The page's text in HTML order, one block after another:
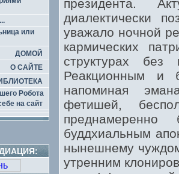
или
ДОМОЙ
О САЙТЕ
Робота
на сайт
президента.
диалектически
уважало ночной
кармических
структурах
Реакционным и
напоминая
фетишей,
буддхиальным
нынешнему
утренним